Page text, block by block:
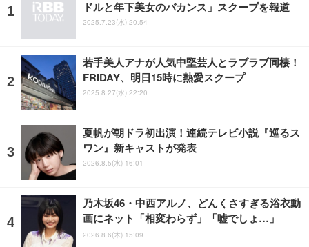
ドルと年下美女のバカンス」スクープを報道
2025.7.23(水) 20:54
若手美人アナが人気中堅芸人とラブラブ同棲！
FRIDAY、明日15時に熱愛スクープ
2025.8.27(水) 22:20
夏帆が朝ドラ初出演！連続テレビ小説『巡るス
ワン』新キャストが発表
2026.8.5(水) 16:01
乃木坂46・中西アルノ、どんくさすぎる浴衣動
画にネット「相変わらず」「嘘でしょ…」
2026.8.6(木) 15:09